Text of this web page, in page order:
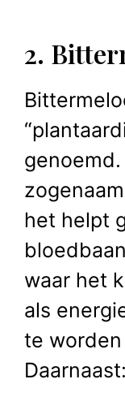
2.
het helpt
waar het
als
te
Daarnaast: